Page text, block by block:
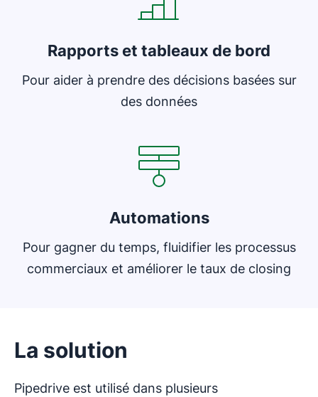
Rapports et tableaux de bord
Pour aider à prendre des décisions basées sur
des données
Automations
Pour gagner du temps, fluidifier les processus
commerciaux et améliorer le taux de closing
La solution
Pipedrive est utilisé dans plusieurs